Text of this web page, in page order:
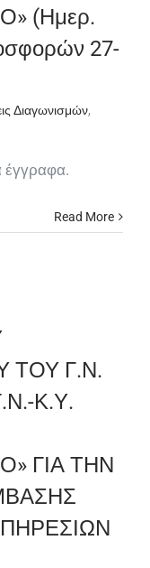
(Ημερ.
27-
Διαγωνισμών,
έγγραφα.
Read More
ΤΟΥ Γ.Ν.
Κ.Υ.
ΓΙΑ ΤΗΝ